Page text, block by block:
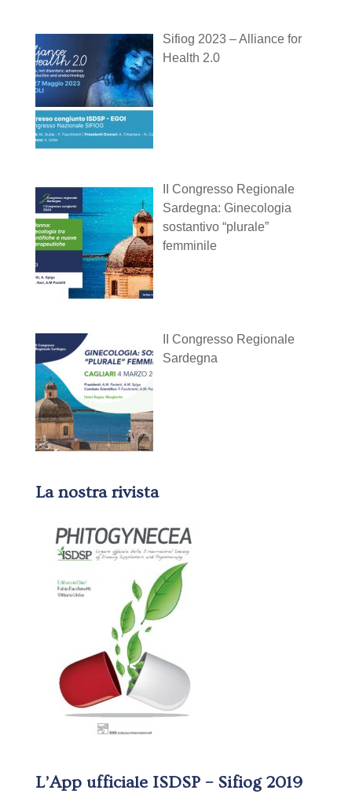
Sifiog 2023 – Alliance for
Health 2.0
II Congresso Regionale
Sardegna: Ginecologia
sostantivo “plurale”
femminile
II Congresso Regionale
Sardegna
La nostra rivista
L’App ufficiale ISDSP – Sifiog 2019